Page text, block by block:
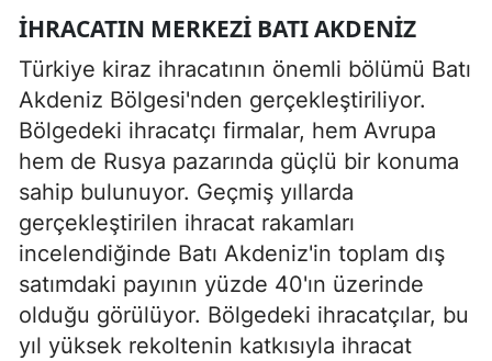
İHRACATIN MERKEZI BATI AKDENIZ
Türkiye kiraz ihracatının önemli bölümü Batı
Akdeniz Bölgesi'nden gerçekleştiriliyor.
Bölgedeki ihracatçı firmalar, hem Avrupa
hem de Rusya pazarında güçlü bir konuma
sahip bulunuyor. Geçmiş yıllarda
gerçekleştirilen ihracat rakamları
incelendiğinde Batı Akdeniz'in toplam dış
satımdaki payının yüzde 40'ın üzerinde
olduğu görülüyor. Bölgedeki ihracatçılar, bu
yıl yüksek rekoltenin katkısıyla ihracat